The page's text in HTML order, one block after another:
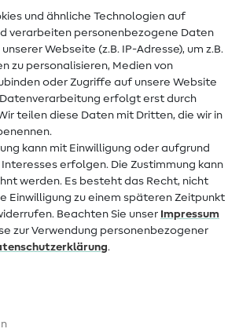
und ähnliche Technologien auf
verarbeiten personenbezogene Daten
Webseite (z.B. IP-Adresse), um z.B.
zu personalisieren, Medien von
oder Zugriffe auf unsere Website
Datenverarbeitung erfolgt erst durch
teilen diese Daten mit Dritten, die wir in
kann mit Einwilligung oder aufgrund
erfolgen. Die Zustimmung kann
werden. Es besteht das Recht, nicht
Einwilligung zu einem späteren Zeitpunkt
Beachten Sie unser Impressum
zur Verwendung personenbezogener
.